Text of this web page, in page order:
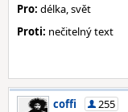
Pro: délka, svět
Proti: nečitelný text
coffi
255